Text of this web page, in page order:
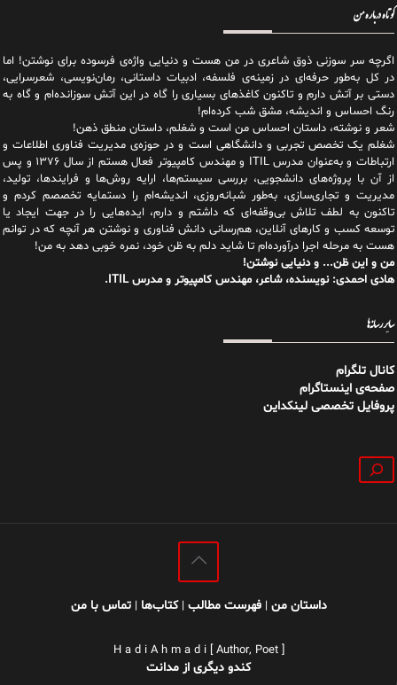
کوتاه درباره من
اگرچه سر سوزنی ذوق شاعری در من هست و دنیایی واژه‌‌ی فرسوده برای نوشتن! اما
در کل به‌طور حرفه‌ای در زمینه‌ی فلسفه، ادبیات داستانی، رمان‌نویسی، شعرسرایی،
دستی بر آتش دارم و تاکنون کاغذهای بسیاری را گاه در این آتش سوزانده‌ام و گاه به
رنگ احساس و اندیشه، مشق شب کرده‌ام!
شعر و نوشته، داستان احساس من است و شغلم، داستان منطق ذهن!
شغلم یک تخصص تجربی و دانشگاهی است و در حوزه‌ی مدیریت فناوری اطلاعات و
ارتباطات و به‌عنوان مدرس ITIL و مهندس کامپیوتر فعال هستم از سال ۱۳۷۶ و پس
از آن با پروژه‌های دانشجویی، بررسی سیستم‌ها، ارایه روش‌ها و فرایندها، تولید،
مدیریت و تجاری‌سازی، به‌طور شبانه‌روزی، اندیشه‌ام را دستمایه تخصصم کردم و
تاکنون به لطف تلاش بی‌وقفه‌ای که داشتم و دارم، اید‌ه‌هایی را در جهت ایجاد یا
توسعه کسب و کارهای آنلاین، هم‌رسانی دانش فناوری و نوشتن هر آنچه که در توانم
هست به مرحله اجرا درآورده‌ام تا شاید دلم به ظن خود، نمره خوبی دهد به من!
من و این ظن... و دنیایی نوشتن!
هادی احمدی: نویسنده، شاعر، مهندس کامپیوتر و مدرس ITIL.
سایر رسانه‌ها
کانال تلگرام
صفحه‌ی اینستاگرام
پروفایل تخصصی لینکداین
جستجو
داستان من |فهرست مطالب |کتاب‌ها |تماس با من
H a d i A h m a d i [ Author, Poet ]
کندو دیگری از مدانت